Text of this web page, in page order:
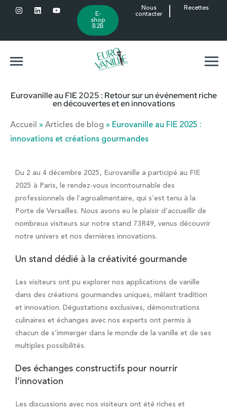
E-
shop
B2B
Nous
contacter
Recettes
Eurovanille au FIE 2025 : Retour sur un événement riche
en découvertes et en innovations
Accueil » Articles de blog » Eurovanille au FIE 2025 :
innovations et créations gourmandes
Du 2 au 4 décembre 2025, Eurovanille a participé au FIE
2025 à Paris, le rendez-vous incontournable des
professionnels de l’agroalimentaire, qui s’est tenu à la
Porte de Versailles. Nous avons eu le plaisir d’accueillir de
nombreux visiteurs sur notre stand 73R49, venus découvrir
notre univers et nos dernières innovations.
Un stand dédié à la créativité gourmande
Les visiteurs ont pu explorer nos applications de vanille
dans des créations gourmandes uniques, mêlant tradition
et innovation. Dégustations exclusives, démonstrations
culinaires et échanges avec nos experts ont permis à
chacun de s’immerger dans le monde de la vanille et de ses
multiples possibilités.
Des échanges constructifs pour nourrir
l’innovation
Les discussions avec nos visiteurs ont été riches et